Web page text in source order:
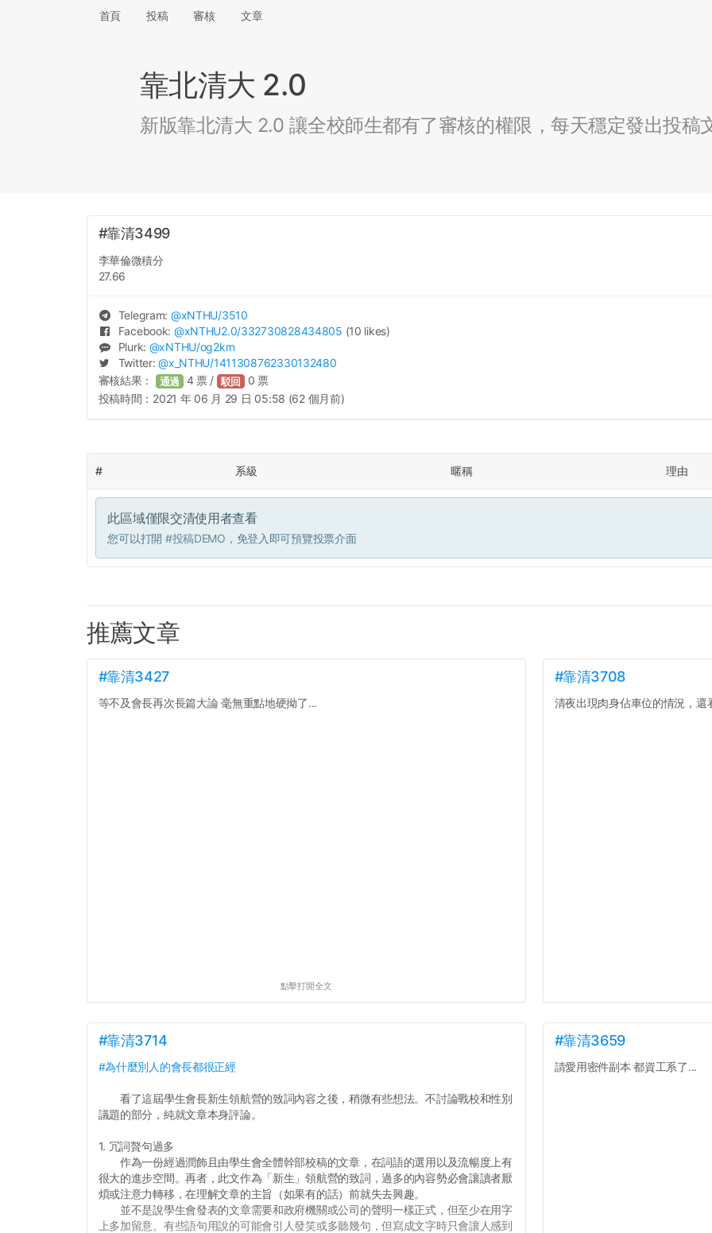
首頁 投稿 審核 文章
靠北清大 2.0
新版靠北清大 2.0 讓全校師生都有了審核的權限，每天穩定發出投稿
#靠清3499
李華倫微積分
27.66
Telegram: @xNTHU/3510
Facebook: @xNTHU2.0/332730828434805 (10 likes)
Plurk: @xNTHU/og2krn
Twitter:@x_NTHU/1411308762330132480
審核結果： 通過 4票 / 駁回 0 票
投稿時間： 2021 年 06 月 29 日 05:58 (62 個月前)
# 系級 暱稱 理由
此區域僅限交清使用者查看
您可以打開 #投稿DEMO ，免登入即可預覽投票介面
推薦文章
#靠清3427
等不及會長再次長篇大論 毫無重點地硬拗了...
點擊打開全文
#靠清3708
清夜出現肉身佔車位的情況，還
#靠清3714
#為什麼別人的會長都很正經
看了這屆學生會長新生領航營的致詞內容之後，稍微有些想法。不討論戰校和性別
議題的部分，純就文章本身評論。
1. 冗詞贅句過多
作為一份經過潤飾且由學生會全體幹部校稿的文章，在詞語的選用以及流暢度上有
很大的進步空間。再者，此文作為「新生」領航營的致詞，過多的內容勢必會讓讀者厭
煩或注意力轉移，在理解文章的主旨（如果有的話）前就失去興趣。
並不是說學生會發表的文章需要和政府機關或公司的聲明一樣正式，但至少在用字
上多加留意。有些語句用說的可能會引人發笑或多聽幾句，但寫成文字時只會讓人感到
#靠清3659
請愛用密件副本 都資工系了...